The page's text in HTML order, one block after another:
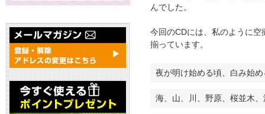
んでした。
今回のCDには、私のように
揃っています。
夜が明け始める頃、白み始
海、山、川、野原、桜並木